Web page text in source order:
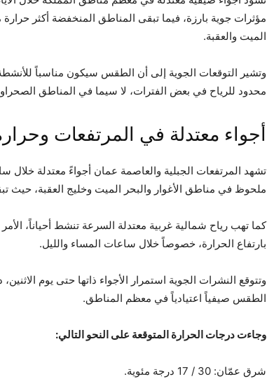
مؤثرات جوية بارزة، فيما تبقى المناطق المنخفضة أكثر
الميت والعقبة.
وتشير التوقعات الجوية إلى أن الطقس سيكون مناسباً
محدود للرياح في بعض الفترات، لا سيما في المناطق
أجواء معتدلة في المرتفعات
تشهد المرتفعات الجبلية والعاصمة عمان أجواءً معتدلة خلال
ملحوظ في مناطق الأغوار والبحر الميت وخليج العقبة، حيث
كما تهب رياح شمالية غربية معتدلة السرعة تنشط أحياناً،
بارتفاع الحرارة، خصوصاً خلال ساعات المساء والليل.
وتتوقع النشرات الجوية استمرار الأجواء ذاتها حتى يوم
الطقس صيفياً اعتيادياً في معظم المناطق.
وجاءت درجات الحرارة المتوقعة على النحو التالي:
شرق عمّان: 30 / 17 درجة مئوية.